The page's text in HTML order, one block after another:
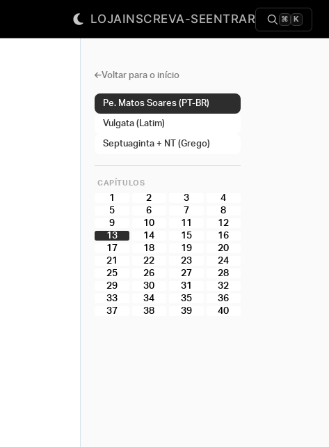
LOJAINSCREVA-SEENTRAR ⌘ K
Voltar para o início
Pe. Matos Soares (PT-BR)
Vulgata (Latim)
Septuaginta + NT (Grego)
CAPÍTULOS
1 2 3
4
5
6 7
8
9
10 11
12
13
14 15
16
17
18 19
20
21
22 23
24
25
26 27
28
29
30 31
32
33
34 35
36
37
38 39 40